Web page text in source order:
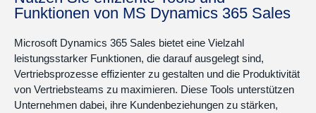
Funktionen von MS Dynamics 365 Sales
Microsoft Dynamics 365 Sales bietet eine Vielzahl
leistungsstarker Funktionen, die darauf ausgelegt sind,
Vertriebsprozesse effizienter zu gestalten und die Produktivität
von Vertriebsteams zu maximieren. Diese Tools unterstützen
Unternehmen dabei, ihre Kundenbeziehungen zu stärken,